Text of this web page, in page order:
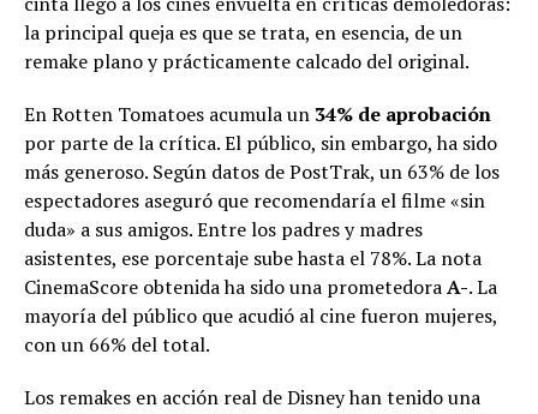
la principal queja es que se trata, en esencia, de un
remake plano y prácticamente calcado del original.
En Rotten Tomatoes acumula un 34% de aprobación
por parte de la crítica. El público, sin embargo, ha sido
más generoso. Según datos de PostTrak, un 63% de los
espectadores aseguró que recomendaría el filme «sin
duda» a sus amigos. Entre los padres y madres
asistentes, ese porcentaje sube hasta el 78%. La nota
CinemaScore obtenida ha sido una prometedoraA-. La
mayoría del público que acudió al cine fueron mujeres,
con un 66% del total.
Los remakes en acción real de Disney han tenido una